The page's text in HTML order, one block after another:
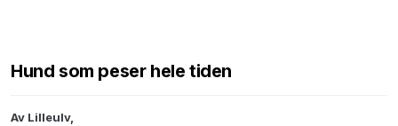
Hund som peser hele tiden
Av Lilleulv,